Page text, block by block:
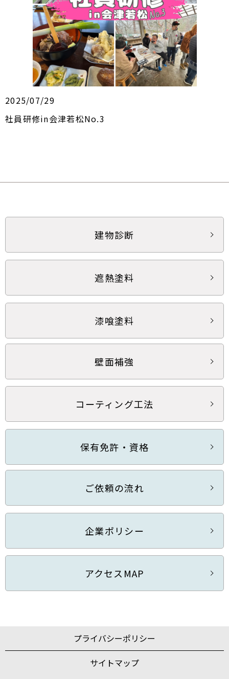
2025/07/29
社員研修in会津若松No.3
建物診断
遮熱塗料
漆喰塗料
壁面補強
コーティング工法
保有免許・資格
ご依頼の流れ
企業ポリシー
アクセスMAP
プライバシーポリシー
サイトマップ